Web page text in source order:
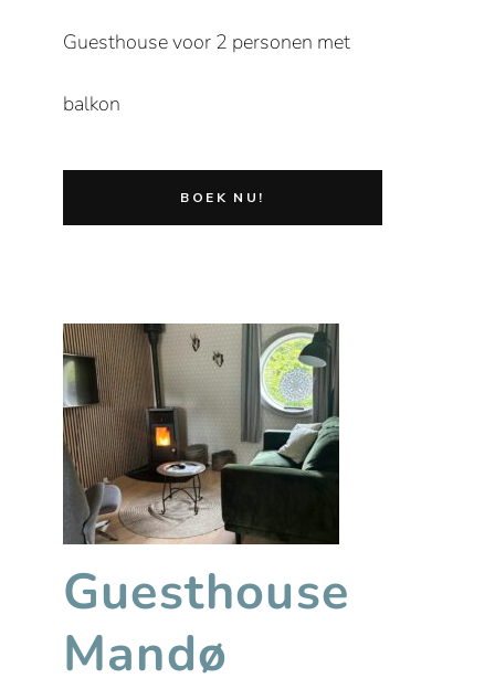
Guesthouse voor 2 personen met
balkon
Guesthouse
Mandø